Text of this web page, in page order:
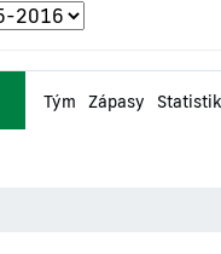
Tým Zápasy